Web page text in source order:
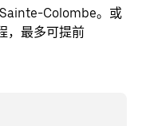
Colombe。或
，最多可提前